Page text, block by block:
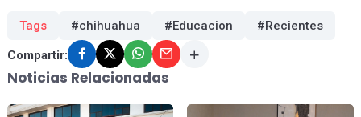
Tags #chihuahua #Educacion #Recientes
Compartir:
Noticias Relacionadas